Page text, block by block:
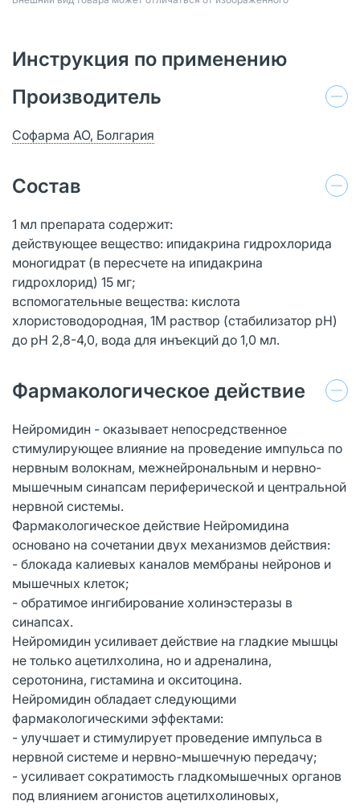
Инструкция по применению
Производитель
Софарма АО, Болгария
Состав
1 мл препарата содержит:
действующее вещество: ипидакрина гидрохлорида
моногидрат (в пересчете на ипидакрина
гидрохлорид) 15 мг;
вспомогательные вещества: кислота
хлористоводородная, 1М раствор (стабилизатор рН)
до рН 2,8-4,0, вода для инъекций до 1,0 мл.
Фармакологическое действие
Нейромидин - оказывает непосредственное
стимулирующее влияние на проведение импульса по
нервным волокнам, межнейрональным и нервно-
мышечным синапсам периферической и центральной
нервной системы.
Фармакологическое действие Нейромидина
основано на сочетании двух механизмов действия:
- блокада калиевых каналов мембраны нейронов и
мышечных клеток;
- обратимое ингибирование холинэстеразы в
синапсах.
Нейромидин усиливает действие на гладкие мышцы
не только ацетилхолина, но и адреналина,
серотонина, гистамина и окситоцина.
Нейромидин обладает следующими
фармакологическими эффектами:
- улучшает и стимулирует проведение импульса в
нервной системе и нервно-мышечную передачу;
- усиливает сократимость гладкомышечных органов
под влиянием агонистов ацетилхолиновых,